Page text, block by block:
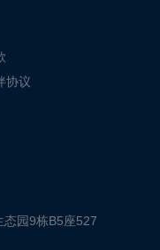
协议
态园9栋B5座527